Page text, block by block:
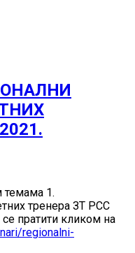
темама 1.
тренера ЗТ РСС
се пратити кликом на
regionalni-